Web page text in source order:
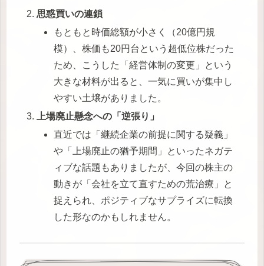
思惑買いの連鎖
もともと時価総額が小さく（20億円規
模）、株価も20円台という超低位株だった
ため、こうした「経営体制の変更」という
大きな材料が出ると、一気に買いが集中し
やすい土壌がありました。
上場廃止懸念への「逆張り」
直近では「継続企業の前提に関する疑義」
や「上場廃止の猶予期間」といったネガテ
ィブな話題もありましたが、今回の株主の
動きが「会社を立て直すための荒治療」と
捉えられ、ポジティブなサプライズに転換
した形なのかもしれません。